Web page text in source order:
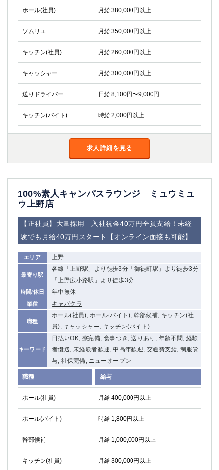
ホール(社員) 月給 380,000円以上
ソムリエ 月給 350,000円以上
キッチン(社員) 月給 260,000円以上
キャッシャー 月給 300,000円以上
送りドライバー 日給 8,100円〜9,000円
キッチン(バイト) 時給 2,000円以上
求人詳細を見る
100%素人キャンパスラウンジ ミュウミュ
ウ上野店
【正社員】大量採用！入社祝金40万円全員支給！未経
験でも月給40万円スタート【オンライン面接も可能】
エリア 上野
最寄り駅
各線「上野駅」より徒歩3分「御徒町駅」より徒歩3分
「上野広小路駅」より徒歩3分
時間/休日 年中無休
業種 キャバクラ
職種
ホール(社員), ホール(バイト), 幹部候補, キッチン(社
員), キャッシャー, キッチン(バイト)
キーワード
日払いOK, 寮完備, 食事つき, 送りあり, 年齢不問, 経験
者優遇, 未経験者歓迎, 中高年歓迎, 交通費支給, 制服貸
与, 社保完備, ニューオープン
職種 給与
ホール(社員) 月給 400,000円以上
ホール(バイト) 時給 1,800円以上
幹部候補 月給 1,000,000円以上
キッチン(社員) 月給 300,000円以上